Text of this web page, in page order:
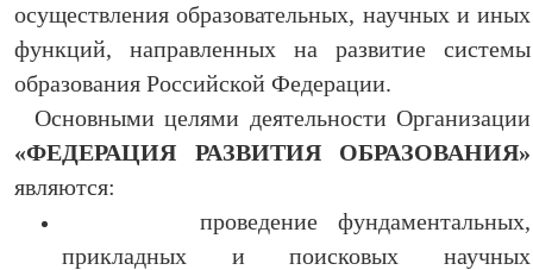
осуществления образовательных, научных и иных
функций, направленных на развитие системы
образования Российской Федерации.
Основными целями деятельности Организации
«ФЕДЕРАЦИЯ РАЗВИТИЯ ОБРАЗОВАНИЯ»
являются:
проведение фундаментальных,
прикладных и поисковых научных